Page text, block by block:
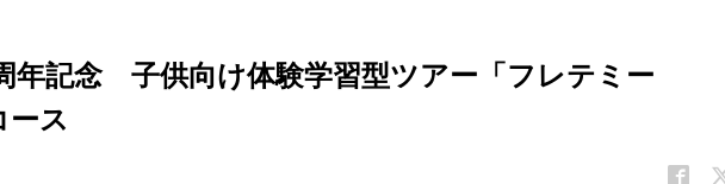
年記念 子供向け体験学習型ツアー「フレテミー
ス